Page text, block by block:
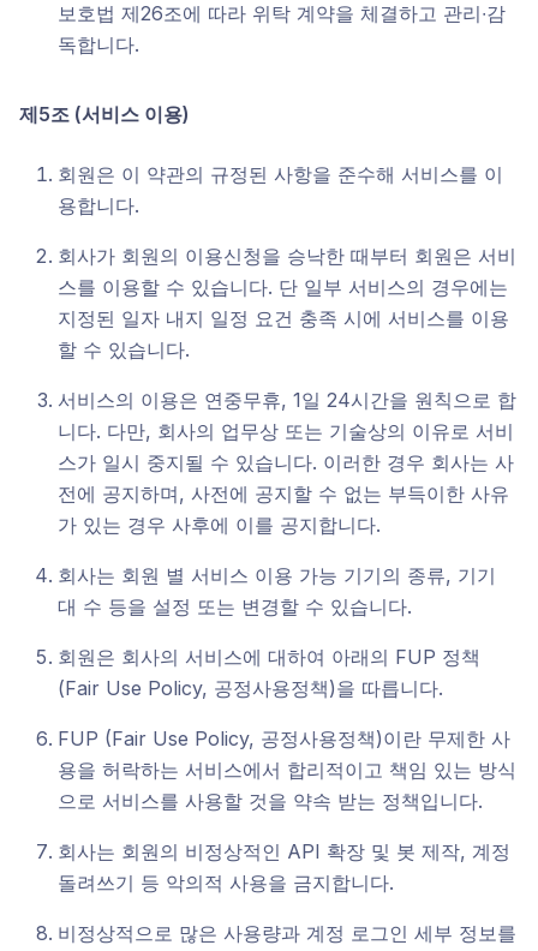
보호법 제26조에 따라 위탁 계약을 체결하고 관리∙감
독합니다.
제5조 (서비스 이용)
회원은 이 약관의 규정된 사항을 준수해 서비스를 이
용합니다.
회사가 회원의 이용신청을 승낙한 때부터 회원은 서비
스를 이용할 수 있습니다. 단 일부 서비스의 경우에는
지정된 일자 내지 일정 요건 충족 시에 서비스를 이용
할 수 있습니다.
서비스의 이용은 연중무휴, 1일 24시간을 원칙으로 합
니다. 다만, 회사의 업무상 또는 기술상의 이유로 서비
스가 일시 중지될 수 있습니다. 이러한 경우 회사는 사
전에 공지하며, 사전에 공지할 수 없는 부득이한 사유
가 있는 경우 사후에 이를 공지합니다.
회사는 회원 별 서비스 이용 가능 기기의 종류, 기기
대 수 등을 설정 또는 변경할 수 있습니다.
회원은 회사의 서비스에 대하여 아래의 FUP 정책
(Fair Use Policy, 공정사용정책)을 따릅니다.
FUP (Fair Use Policy, 공정사용정책)이란 무제한 사
용을 허락하는 서비스에서 합리적이고 책임 있는 방식
으로 서비스를 사용할 것을 약속 받는 정책입니다.
회사는 회원의 비정상적인 API 확장 및 봇 제작, 계정
돌려쓰기 등 악의적 사용을 금지합니다.
비정상적으로 많은 사용량과 계정 로그인 세부 정보를